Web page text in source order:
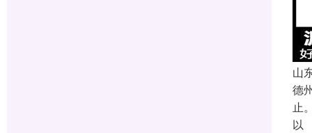
山
德
止
以